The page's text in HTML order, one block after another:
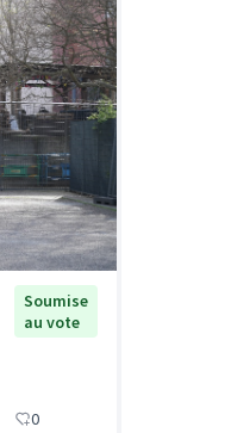
Soumise
au vote
0